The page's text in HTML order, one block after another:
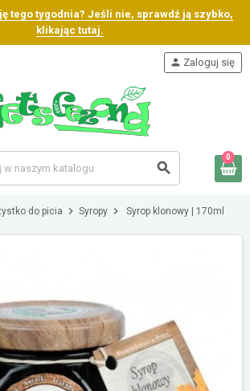
tego tygodnia? Jeśli nie, sprawdź ją szybko,
klikając tutaj.
search
person Zaloguj się
0
do picia chevron_right Syropy chevron_right Syrop klonowy | 170ml